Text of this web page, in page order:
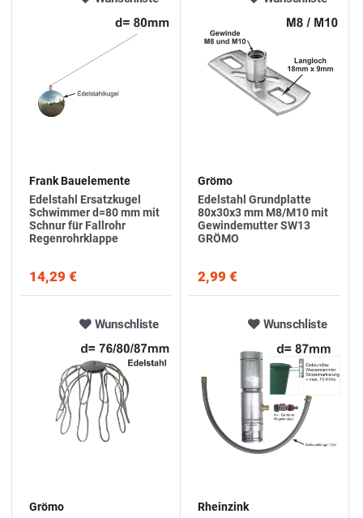
Frank Bauelemente
Edelstahl Ersatzkugel
Schwimmer d=80 mm mit
Schnur für Fallrohr
Regenrohrklappe
14,29 €
Grömo
Edelstahl Grundplatte
80x30x3 mm M8/M10 mit
Gewindemutter SW13
GRÖMO
2,99 €
Wunschliste
Grömo
Wunschliste
Rheinzink